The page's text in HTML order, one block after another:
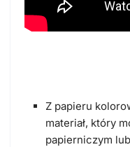
Z papieru
materiał, który
papierniczym